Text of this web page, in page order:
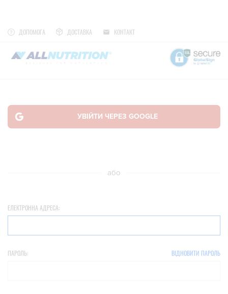
ДОПОМОГА ДОСТАВКА КОНТАКТ
або
ЕЛЕКТРОННА АДРЕСА:
ПАРОЛЬ: ВІДНОВИТИ ПАРОЛЬ